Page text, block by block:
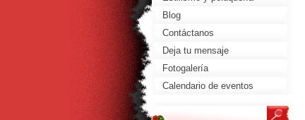
Blog
Contáctanos
Deja tu mensaje
Fotogalería
Calendario de eventos